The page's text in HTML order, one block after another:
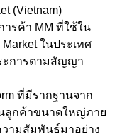
(Vietnam)
ารค้า MM ที่ใช้ใน
ในประเทศ
ะการตามสัญญา
ที่มีรากฐานจาก
ลูกค้าขนาดใหญ่ภาย
ามสัมพันธ์มาอย่าง